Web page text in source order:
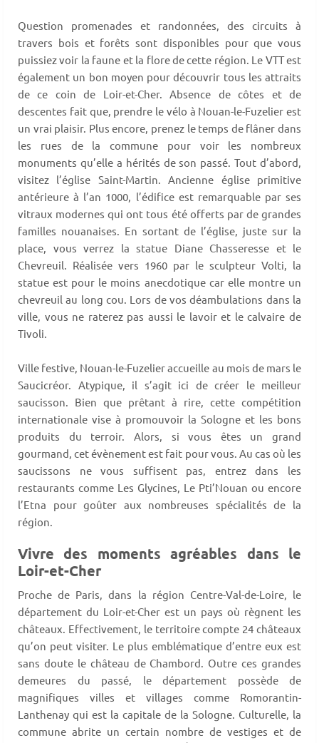
Question promenades et randonnées, des circuits à
travers bois et forêts sont disponibles pour que vous
puissiez voir la faune et la flore de cette région. Le VTT est
également un bon moyen pour découvrir tous les attraits
de ce coin de Loir-et-Cher. Absence de côtes et de
descentes fait que, prendre le vélo à Nouan-le-Fuzelier est
un vrai plaisir. Plus encore, prenez le temps de flâner dans
les rues de la commune pour voir les nombreux
monuments qu’elle a hérités de son passé. Tout d’abord,
visitez l’église Saint-Martin. Ancienne église primitive
antérieure à l’an 1000, l’édifice est remarquable par ses
vitraux modernes qui ont tous été offerts par de grandes
familles nouanaises. En sortant de l’église, juste sur la
place, vous verrez la statue Diane Chasseresse et le
Chevreuil. Réalisée vers 1960 par le sculpteur Volti, la
statue est pour le moins anecdotique car elle montre un
chevreuil au long cou. Lors de vos déambulations dans la
ville, vous ne raterez pas aussi le lavoir et le calvaire de
Tivoli.
Ville festive, Nouan-le-Fuzelier accueille au mois de mars le
Saucicréor. Atypique, il s’agit ici de créer le meilleur
saucisson. Bien que prêtant à rire, cette compétition
internationale vise à promouvoir la Sologne et les bons
produits du terroir. Alors, si vous êtes un grand
gourmand, cet évènement est fait pour vous. Au cas où les
saucissons ne vous suffisent pas, entrez dans les
restaurants comme Les Glycines, Le Pti’Nouan ou encore
l’Etna pour goûter aux nombreuses spécialités de la
région.
Vivre des moments agréables dans le
Loir-et-Cher
Proche de Paris, dans la région Centre-Val-de-Loire, le
département du Loir-et-Cher est un pays où règnent les
châteaux. Effectivement, le territoire compte 24 châteaux
qu’on peut visiter. Le plus emblématique d’entre eux est
sans doute le château de Chambord. Outre ces grandes
demeures du passé, le département possède de
magnifiques villes et villages comme Romorantin-
Lanthenay qui est la capitale de la Sologne. Culturelle, la
commune abrite un certain nombre de vestiges et de